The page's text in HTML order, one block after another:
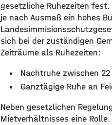
gesetzliche Ruhezeiten
je nach Ausmaß ein hohes
sich bei der zuständigen
Zeiträume als Ruhezeiten:
Nachtruhe zwischen
Ganztägige Ruhe an
Neben gesetzlichen
Mietverhältnisses eine